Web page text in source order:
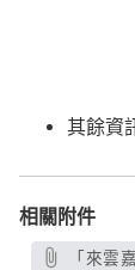
其餘資
相關附件
「來雲